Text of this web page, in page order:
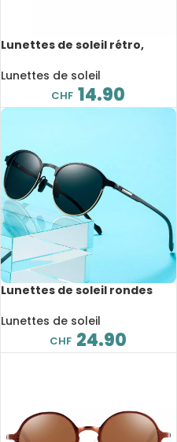
Lunettes de soleil rétro,
UV400
Lunettes de soleil
CHF 14.90
Lunettes de soleil rondes
UV400, avec boite de
rangement
Lunettes de soleil
CHF 24.90